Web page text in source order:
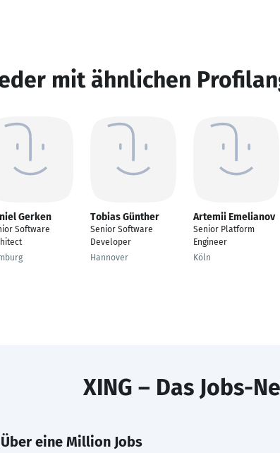
mit ähnlichen
Gerken
Software
Tobias Günther
Senior Software
Developer
Hannover
Artemii Emelianov
Senior Platform
Engineer
Köln
XING – Das Jobs-
Über eine Million Jobs